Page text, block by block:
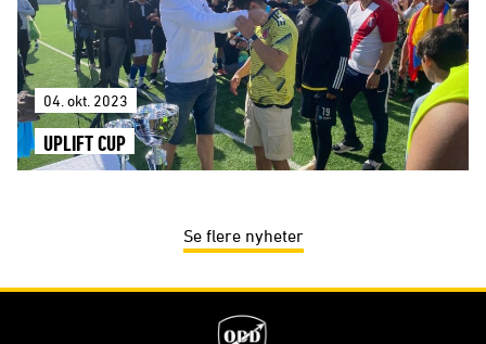
04. okt. 2023
UPLIFT CUP
Se flere nyheter